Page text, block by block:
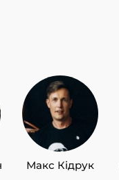
Макс Кідрук